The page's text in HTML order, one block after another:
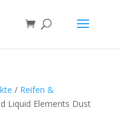
/ Reifen &
Liquid Elements Dust